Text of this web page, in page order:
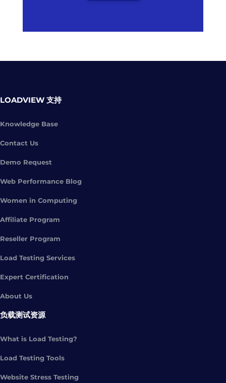
LOADVIEW 支持
Knowledge Base
Contact Us
Demo Request
Web Performance Blog
Women in Computing
Affiliate Program
Reseller Program
Load Testing Services
Expert Certification
About Us
负载测试资源
What is Load Testing?
Load Testing Tools
Website Stress Testing